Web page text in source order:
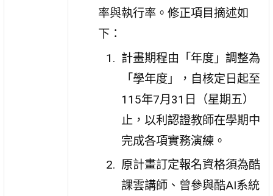
率與執行率。修正項目摘述如
下：
計畫期程由「年度」調整為
「學年度」，自核定日起至
115年7月31日（星期五）
止，以利認證教師在學期中
完成各項實務演練。
原計畫訂定報名資格須為酷
課雲講師、曾參與酷AI系統